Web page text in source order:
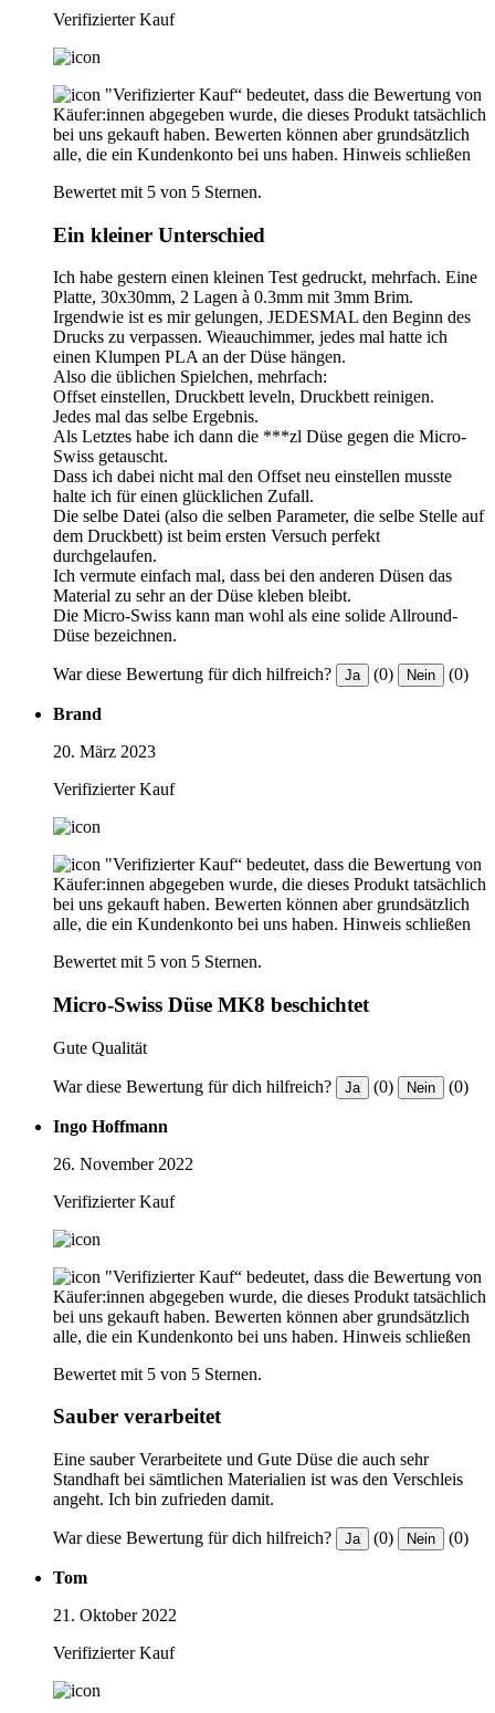
Verifizierter Kauf
"Verifizierter Kauf“ bedeutet, dass die Bewertung von
Käufer:innen abgegeben wurde, die dieses Produkt tatsächlich
bei uns gekauft haben. Bewerten können aber grundsätzlich
alle, die ein Kundenkonto bei uns haben. Hinweis schließen
Bewertet mit 5 von 5 Sternen.
Ein kleiner Unterschied
Ich habe gestern einen kleinen Test gedruckt, mehrfach. Eine
Platte, 30x30mm, 2 Lagen à 0.3mm mit 3mm Brim.
Irgendwie ist es mir gelungen, JEDESMAL den Beginn des
Drucks zu verpassen. Wieauchimmer, jedes mal hatte ich
einen Klumpen PLA an der Düse hängen.
Also die üblichen Spielchen, mehrfach:
Offset einstellen, Druckbett leveln, Druckbett reinigen.
Jedes mal das selbe Ergebnis.
Als Letztes habe ich dann die ***zl Düse gegen die Micro-
Swiss getauscht.
Dass ich dabei nicht mal den Offset neu einstellen musste
halte ich für einen glücklichen Zufall.
Die selbe Datei (also die selben Parameter, die selbe Stelle auf
dem Druckbett) ist beim ersten Versuch perfekt
durchgelaufen.
Ich vermute einfach mal, dass bei den anderen Düsen das
Material zu sehr an der Düse kleben bleibt.
Die Micro-Swiss kann man wohl als eine solide Allround-
Düse bezeichnen.
War diese Bewertung für dich hilfreich? Ja (0) Nein (0)
Brand
20. März 2023
Verifizierter Kauf
"Verifizierter Kauf“ bedeutet, dass die Bewertung von
Käufer:innen abgegeben wurde, die dieses Produkt tatsächlich
bei uns gekauft haben. Bewerten können aber grundsätzlich
alle, die ein Kundenkonto bei uns haben. Hinweis schließen
Bewertet mit 5 von 5 Sternen.
Micro-Swiss Düse MK8 beschichtet
Gute Qualität
War diese Bewertung für dich hilfreich? Ja (0) Nein (0)
Ingo Hoffmann
26. November 2022
Verifizierter Kauf
"Verifizierter Kauf“ bedeutet, dass die Bewertung von
Käufer:innen abgegeben wurde, die dieses Produkt tatsächlich
bei uns gekauft haben. Bewerten können aber grundsätzlich
alle, die ein Kundenkonto bei uns haben. Hinweis schließen
Bewertet mit 5 von 5 Sternen.
Sauber verarbeitet
Eine sauber Verarbeitete und Gute Düse die auch sehr
Standhaft bei sämtlichen Materialien ist was den Verschleis
angeht. Ich bin zufrieden damit.
War diese Bewertung für dich hilfreich? Ja (0) Nein (0)
Tom
21. Oktober 2022
Verifizierter Kauf